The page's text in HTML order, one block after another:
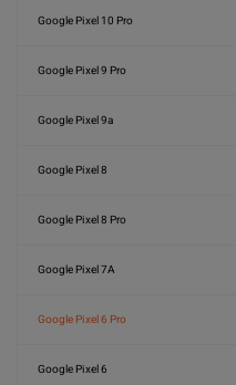
Google Pixel 10 Pro
Google Pixel 9 Pro
Google Pixel 9a
Google Pixel 8
Google Pixel 8 Pro
Google Pixel 7A
Google Pixel 6 Pro
Google Pixel 6